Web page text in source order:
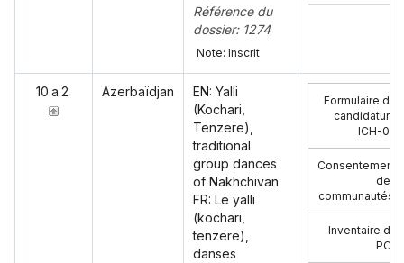
Référence du
dossier: 1274
Note: Inscrit
10.a.2 Azerbaïdjan
EN: Yalli
(Kochari,
Tenzere),
traditional
group dances
of Nakhchivan
FR: Le yalli
(kochari,
tenzere),
danses
Formulaire de
candidature
ICH-01
Consentement
des
communautés
Inventaire du
PCI